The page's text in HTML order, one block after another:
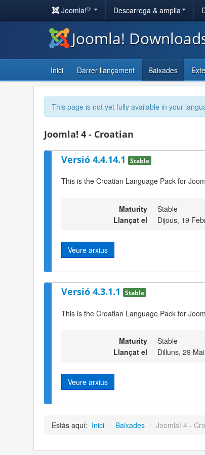
Joomla!® Descarrega & amplia
Joomla!
Inici Darrer llançament Baixades
This page is not yet fully available in your
Joomla! 4 - Croatian
Versió 4.4.14.1 Stable
This is the Croatian Language Pack for
Maturity
Stable
Llançat el
Dijous, 19
Veure arxius
Versió 4.3.1.1 Stable
This is the Croatian Language Pack for
Maturity
Stable
Llançat el
Dilluns, 29
Veure arxius
Estàs aquí: Inici / Baixades / Joomla! 4 -